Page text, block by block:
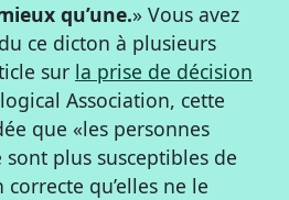
qu’une.» Vous avez
ce dicton à plusieurs
sur la prise de décision
Association, cette
que «les personnes
plus susceptibles de
qu’elles ne le